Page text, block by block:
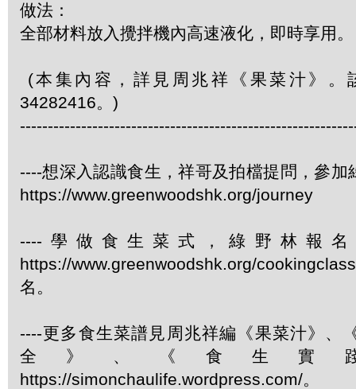
做法：
全部材料放入攪拌機內高速液化，即時享用。
(本集內容，詳見周兆祥《果菜汁》。
34282416。)
----想深入認識食生，祥哥及拍檔提問，參加
https://www.greenwoodshk.org/journey
----學做食生菜式，綠野林報
https://www.greenwoodshk.org/
名。
----更多食生菜譜見周兆祥編《果菜汁》、
全》、《食生實
https://simonchaulife.wordpress.com/。